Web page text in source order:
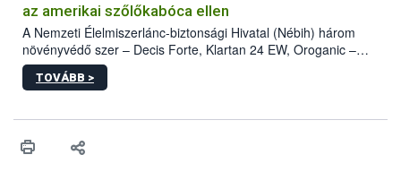
az amerikai szőlőkabóca ellen
A Nemzeti Élelmiszerlánc-biztonsági Hivatal (Nébih) három
növényvédő szer – Decis Forte, Klartan 24 EW, Oroganic –
engedélyokiratát módosította, így azok a szüretet követően,
egészen a vesszőérettség (BBCH 91) stádiumáig
érésű szőlőkben is legyen lehetőség a károsító elleni további
felhasználók számára is elérhető és ökológiai termesztésben is
TOVÁBB >